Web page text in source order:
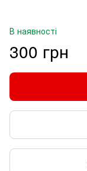
В наявності
300 грн